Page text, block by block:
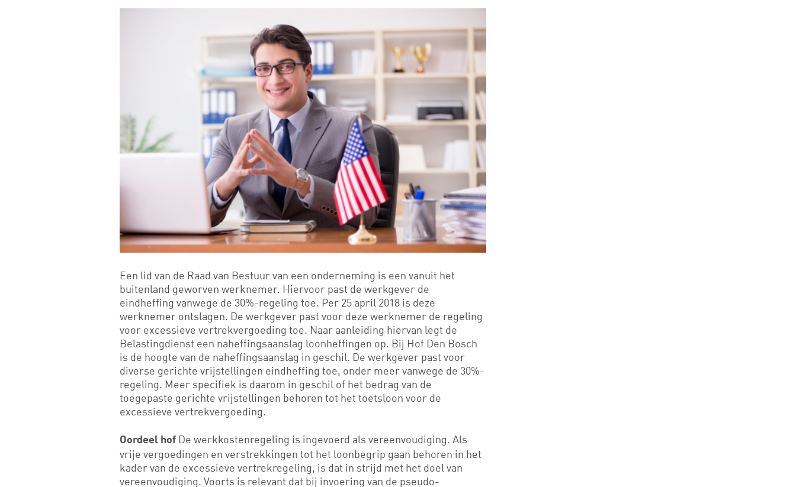
Een lid van de Raad van Bestuur van een onderneming is een vanuit het
buitenland geworven werknemer. Hiervoor past de werkgever de
eindheffing vanwege de 30%-regeling toe. Per 25 april 2018 is deze
werknemer ontslagen. De werkgever past voor deze werknemer de regeling
voor excessieve vertrekvergoeding toe. Naar aanleiding hiervan legt de
Belastingdienst een naheffingsaanslag loonheffingen op. Bij Hof Den Bosch
is de hoogte van de naheffingsaanslag in geschil. De werkgever past voor
diverse gerichte vrijstellingen eindheffing toe, onder meer vanwege de 30%-
regeling. Meer specifiek is daarom in geschil of het bedrag van de
toegepaste gerichte vrijstellingen behoren tot het toetsloon voor de
excessieve vertrekvergoeding.
Oordeel hof De werkkostenregeling is ingevoerd als vereenvoudiging. Als
vrije vergoedingen en verstrekkingen tot het loonbegrip gaan behoren in het
kader van de excessieve vertrekregeling, is dat in strijd met het doel van
vereenvoudiging. Voorts is relevant dat bij invoering van de pseudo-